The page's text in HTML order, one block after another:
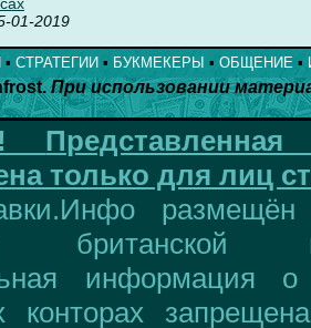
01-2019
▪ СТРАТЕГИИ ▪ БУКМЕКЕРЫ ▪ ОБЩЕНИЕ ▪
При использовании
только для лиц
размещён
британской
информация
конторах